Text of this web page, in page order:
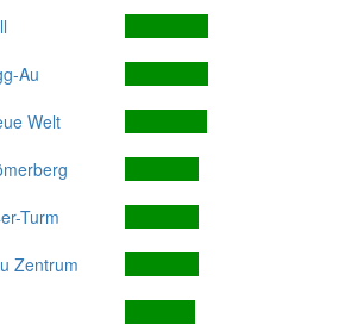
Au
Welt
Turm
Zentrum